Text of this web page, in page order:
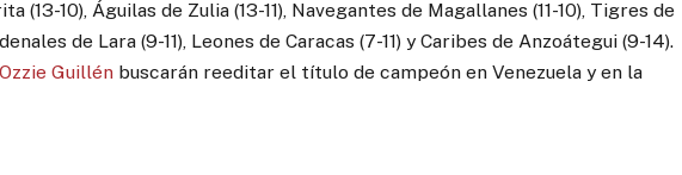
(13-10), Águilas de Zulia (13-11), Navegantes de Magallanes (11-10), Tigres de
de Lara (9-11), Leones de Caracas (7-11) y Caribes de Anzoátegui (9-14).
Ozzie Guillén buscarán reeditar el título de campeón en Venezuela y en la